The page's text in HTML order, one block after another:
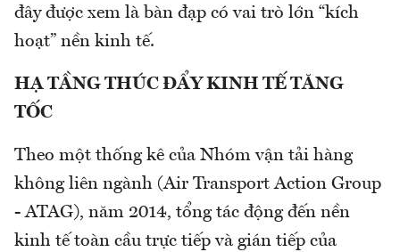
đây được xem là bàn đạp có vai trò lớn “kích
hoạt” nền kinh tế.
HẠ TẦNG THÚC ĐẨY KINH TẾ TĂNG
TỐC
Theo một thống kê của Nhóm vận tải hàng
không liên ngành (Air Transport Action Group
- ATAG), năm 2014, tổng tác động đến nền
kinh tế toàn cầu trực tiếp và gián tiếp của